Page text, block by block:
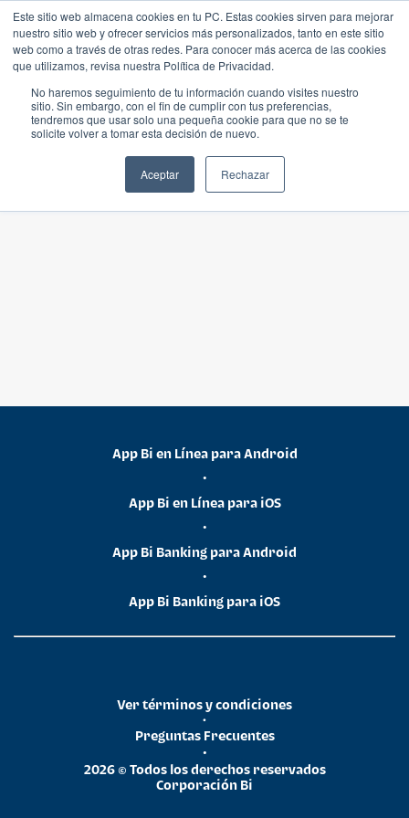
Este sitio web almacena cookies en tu PC. Estas cookies sirven para mejorar
nuestro sitio web y ofrecer servicios más personalizados, tanto en este sitio
web como a través de otras redes. Para conocer más acerca de las cookies
que utilizamos, revisa nuestra Política de Privacidad.
No haremos seguimiento de tu información cuando visites nuestro
sitio. Sin embargo, con el fin de cumplir con tus preferencias,
tendremos que usar solo una pequeña cookie para que no se te
solicite volver a tomar esta decisión de nuevo.
Aceptar Rechazar
App Bi en Línea para Android
•
App Bi en Línea para iOS
•
App Bi Banking para Android
•
App Bi Banking para iOS
2026 © Todos los derechos reservados
Corporación Bi
•
Preguntas Frecuentes
•
Ver términos y condiciones